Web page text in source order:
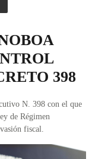
398
N. 398 con el que
de Régimen
fiscal.